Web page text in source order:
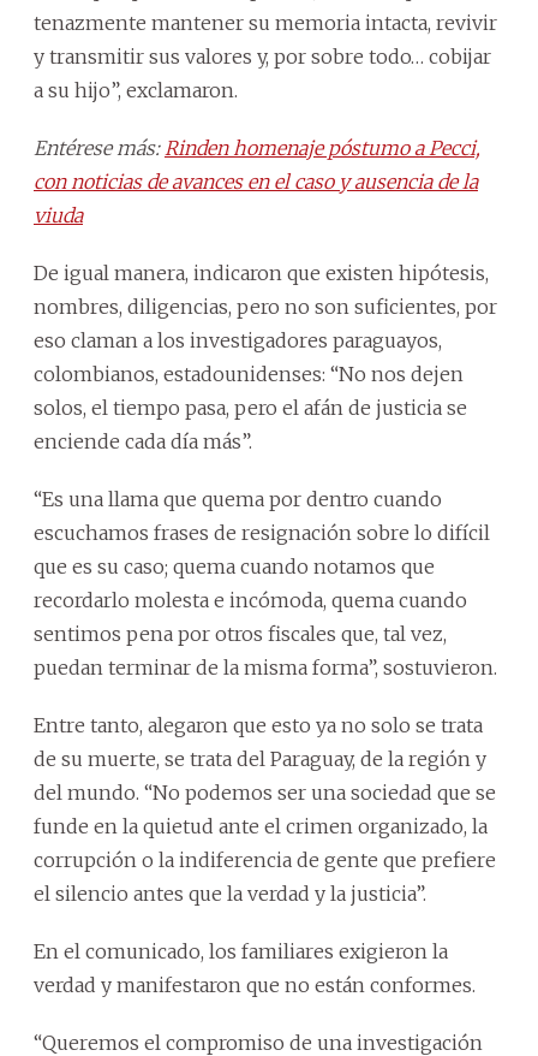
tenazmente mantener su memoria intacta, revivir
y transmitir sus valores y, por sobre todo… cobijar
a su hijo”, exclamaron.
Entérese más: Rinden homenaje póstumo a Pecci,
con noticias de avances en el caso y ausencia de la
viuda
De igual manera, indicaron que existen hipótesis,
nombres, diligencias, pero no son suficientes, por
eso claman a los investigadores paraguayos,
colombianos, estadounidenses: “No nos dejen
solos, el tiempo pasa, pero el afán de justicia se
enciende cada día más”.
“Es una llama que quema por dentro cuando
escuchamos frases de resignación sobre lo difícil
que es su caso; quema cuando notamos que
recordarlo molesta e incómoda, quema cuando
sentimos pena por otros fiscales que, tal vez,
puedan terminar de la misma forma”, sostuvieron.
Entre tanto, alegaron que esto ya no solo se trata
de su muerte, se trata del Paraguay, de la región y
del mundo. “No podemos ser una sociedad que se
funde en la quietud ante el crimen organizado, la
corrupción o la indiferencia de gente que prefiere
el silencio antes que la verdad y la justicia”.
En el comunicado, los familiares exigieron la
verdad y manifestaron que no están conformes.
“Queremos el compromiso de una investigación